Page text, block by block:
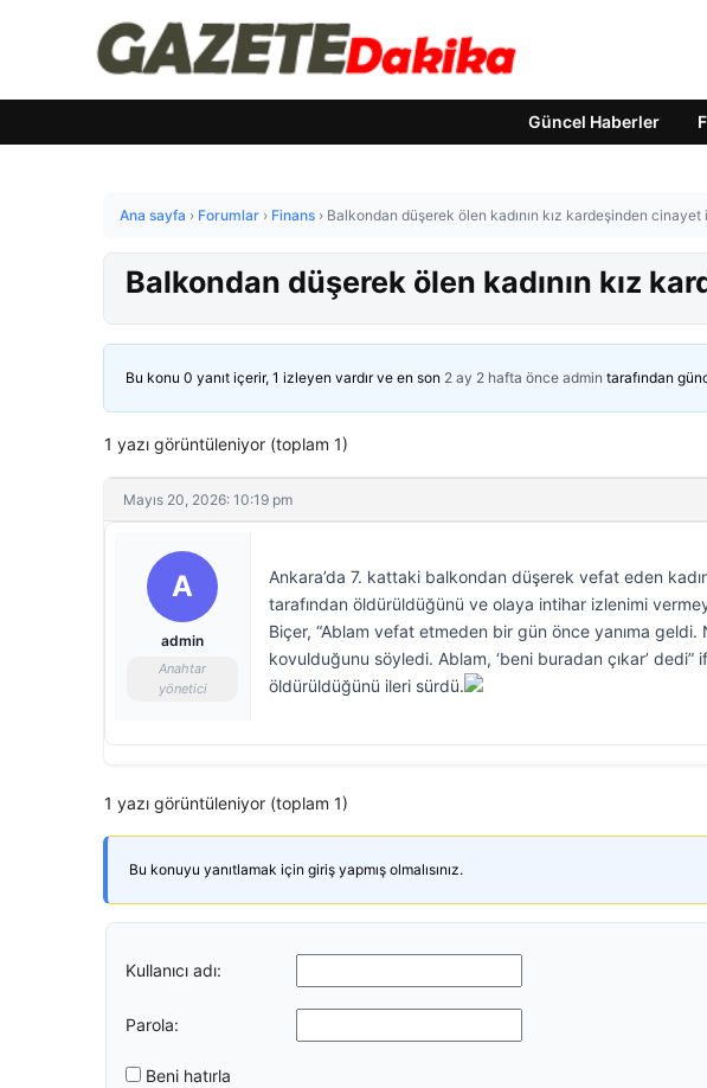
Güncel Haberler
Ana sayfa › Forumlar › Finans › Balkondan düşerek ölen kadının kız kardeşinden cinayet
Balkondan düşerek ölen kadının kız
Bu konu 0 yanıt içerir, 1 izleyen vardır ve en son 2 ay 2 hafta önce admin tarafından
1 yazı görüntüleniyor (toplam 1)
Mayıs 20, 2026: 10:19 pm
A
admin
Anahtar
yönetici
Ankara’da 7. kattaki balkondan düşerek vefat eden
tarafından öldürüldüğünü ve olaya intihar izlenimi
Biçer, “Ablam vefat etmeden bir gün önce yanıma geldi.
kovulduğunu söyledi. Ablam, ‘beni buradan çıkar’ dedi”
öldürüldüğünü ileri sürdü.
1 yazı görüntüleniyor (toplam 1)
Bu konuyu yanıtlamak için giriş yapmış olmalısınız.
Kullanıcı adı:
Parola:
Beni hatırla